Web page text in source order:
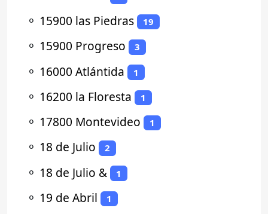
⚬ 15900 las Piedras 19
⚬ 15900 Progreso 3
⚬ 16000 Atlántida 1
⚬ 16200 la Floresta 1
⚬ 17800 Montevideo 1
⚬ 18 de Julio 2
⚬ 18 de Julio & 1
⚬ 19 de Abril 1